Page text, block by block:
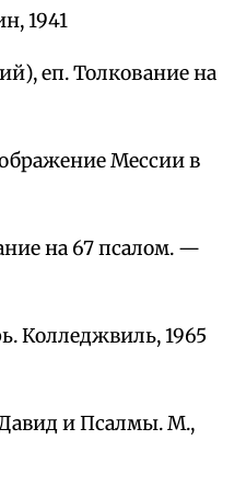
1941
еп. Толкование на
Мессии в
на 67 псалом. —
Колледжвиль, 1965
и Псалмы. М.,